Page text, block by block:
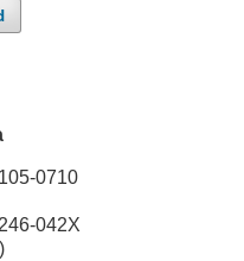
0710
042X